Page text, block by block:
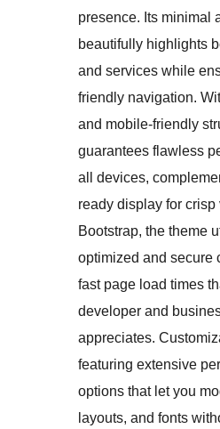
presence. Its minimal
beautifully highlights
and services while
friendly navigation.
and mobile-friendly
guarantees flawless
all devices,
ready display for
Bootstrap, the theme
optimized and secure
fast page load times
developer and
appreciates.
featuring extensive
options that let you
layouts, and fonts